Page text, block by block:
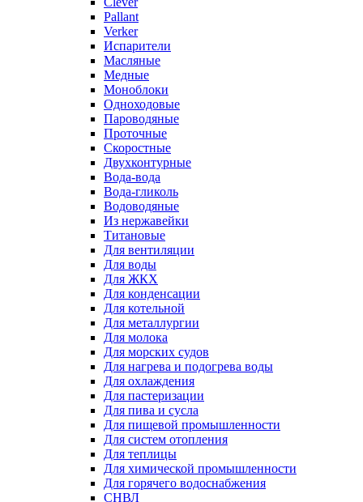
Pallant
Verker
Испарители
Масляные
Медные
Моноблоки
Одноходовые
Пароводяные
Проточные
Скоростные
Двухконтурные
Вода-вода
Вода-гликоль
Водоводяные
Из нержавейки
Титановые
Для вентиляции
Для воды
Для ЖКХ
Для конденсации
Для котельной
Для металлургии
Для молока
Для морских судов
Для нагрева и подогрева воды
Для охлаждения
Для пастеризации
Для пива и сусла
Для пищевой промышленности
Для систем отопления
Для теплицы
Для химической промышленности
Для горячего водоснабжения
СНВЛ